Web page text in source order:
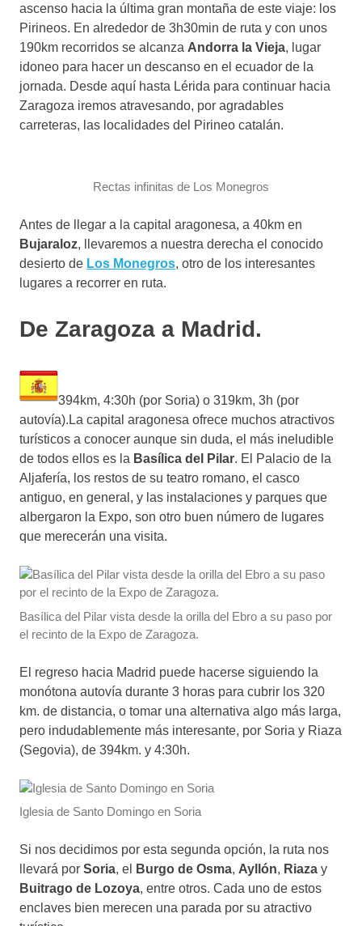
ascenso hacia la última gran montaña de este viaje: los
Pirineos. En alrededor de 3h30min de ruta y con unos
190km recorridos se alcanza Andorra la Vieja, lugar
idoneo para hacer un descanso en el ecuador de la
jornada. Desde aquí hasta Lérida para continuar hacia
Zaragoza iremos atravesando, por agradables
carreteras, las localidades del Pirineo catalán.
Rectas infinitas de Los Monegros
Antes de llegar a la capital aragonesa, a 40km en
Bujaraloz, llevaremos a nuestra derecha el conocido
desierto de Los Monegros, otro de los interesantes
lugares a recorrer en ruta.
De Zaragoza a Madrid.
394km, 4:30h (por Soria) o 319km, 3h (por
autovía).La capital aragonesa ofrece muchos atractivos
turísticos a conocer aunque sin duda, el más ineludible
de todos ellos es la Basílica del Pilar. El Palacio de la
Aljafería, los restos de su teatro romano, el casco
antiguo, en general, y las instalaciones y parques que
albergaron la Expo, son otro buen número de lugares
que merecerán una visita.
Basílica del Pilar vista desde la orilla del Ebro a su paso por
el recinto de la Expo de Zaragoza.
El regreso hacia Madrid puede hacerse siguiendo la
monótona autovía durante 3 horas para cubrir los 320
km. de distancia, o tomar una alternativa algo más larga,
pero indudablemente más interesante, por Soria y Riaza
(Segovia), de 394km. y 4:30h.
Iglesia de Santo Domingo en Soria
Si nos decidimos por esta segunda opción, la ruta nos
llevará por Soria, el Burgo de Osma, Ayllón, Riaza y
Buitrago de Lozoya, entre otros. Cada uno de estos
enclaves bien merecen una parada por su atractivo